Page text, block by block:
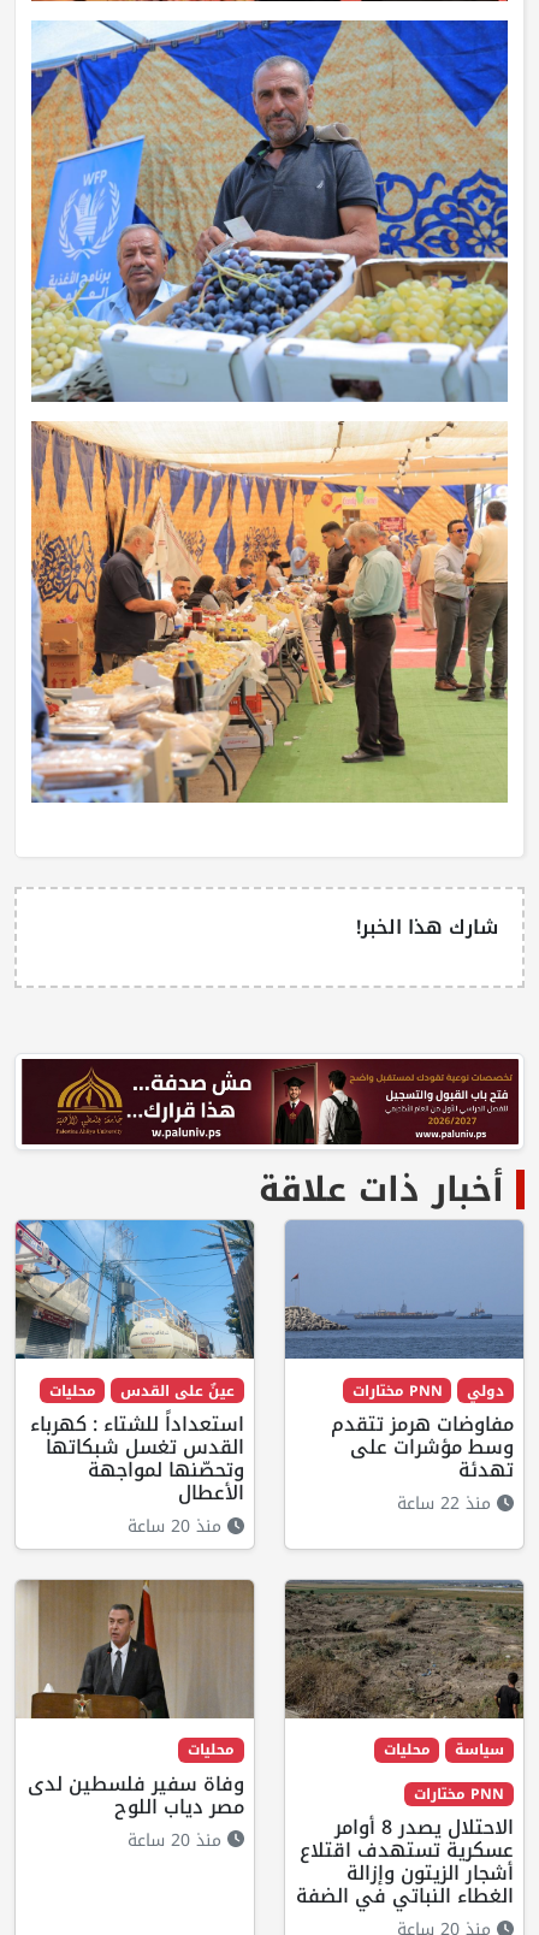
شارك هذا الخبر!
أخبار ذات علاقة
دولي PNN مختارات
مفاوضات هرمز تتقدم
وسط مؤشرات على
تهدئة
منذ 22 ساعة
عينٌ على القدس محليات
استعداداً للشتاء : كهرباء
القدس تغسل شبكاتها
وتحصّنها لمواجهة
الأعطال
منذ 20 ساعة
سياسة
محليات
PNN مختارات
الاحتلال يصدر 8 أوامر
عسكرية تستهدف اقتلاع
أشجار الزيتون وإزالة
الغطاء النباتي في الضفة
محليات
وفاة سفير فلسطين لدى
مصر دياب اللوح
منذ 20 ساعة